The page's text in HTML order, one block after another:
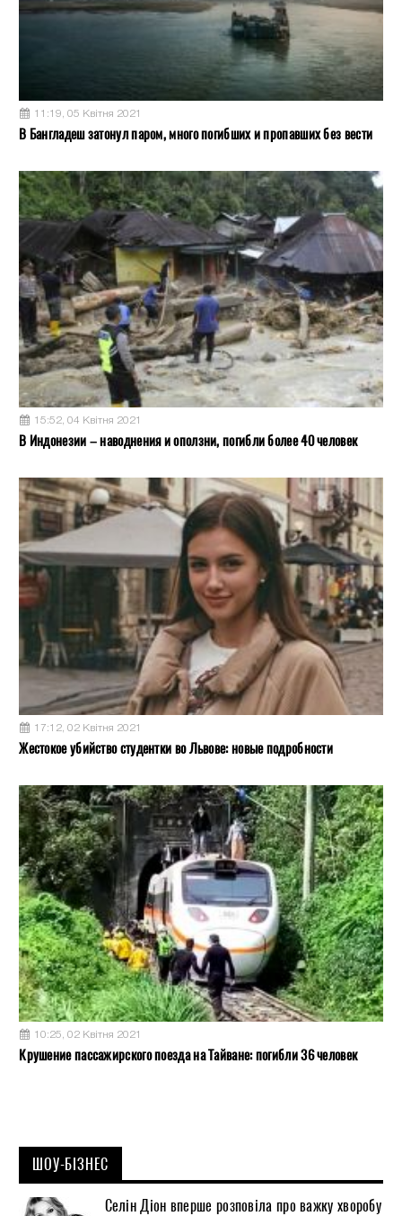
11:19, 05 Квітня 2021
В Бангладеш затонул паром, много погибших и пропавших без вести
15:52, 04 Квітня 2021
В Индонезии – наводнения и оползни, погибли более 40 человек
17:12, 02 Квітня 2021
Жестокое убийство студентки во Львове: новые подробности
10:25, 02 Квітня 2021
Крушение пассажирского поезда на Тайване: погибли 36 человек
ШОУ-БІЗНЕС
Селін Діон вперше розповіла про важку хворобу